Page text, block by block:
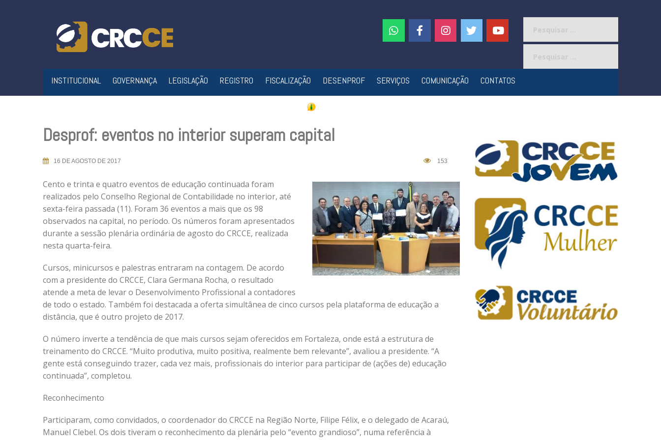
INSTITUCIONAL GOVERNANÇA LEGISLAÇÃO REGISTRO FISCALIZAÇÃO DESENPROF SERVIÇOS COMUNICAÇÃO CONTATOS
Desprof: eventos no interior superam capital
16 DE AGOSTO DE 2017 153
Cento e trinta e quatro eventos de educação continuada foram
realizados pelo Conselho Regional de Contabilidade no interior, até
sexta-feira passada (11). Foram 36 eventos a mais que os 98
observados na capital, no período. Os números foram apresentados
durante a sessão plenária ordinária de agosto do CRCCE, realizada
nesta quarta-feira.
Cursos, minicursos e palestras entraram na contagem. De acordo
com a presidente do CRCCE, Clara Germana Rocha, o resultado
atende a meta de levar o Desenvolvimento Profissional a contadores
de todo o estado. Também foi destacada a oferta simultânea de cinco cursos pela plataforma de educação a
distância, que é outro projeto de 2017.
O número inverte a tendência de que mais cursos sejam oferecidos em Fortaleza, onde está a estrutura de
treinamento do CRCCE. “Muito produtiva, muito positiva, realmente bem relevante”, avaliou a presidente. “A
gente está conseguindo trazer, cada vez mais, profissionais do interior para participar de (ações de) educação
continuada”, completou.
Reconhecimento
Participaram, como convidados, o coordenador do CRCCE na Região Norte, Filipe Félix, e o delegado de Acaraú,
Manuel Clebel. Os dois tiveram o reconhecimento da plenária pelo “evento grandioso”, numa referência à